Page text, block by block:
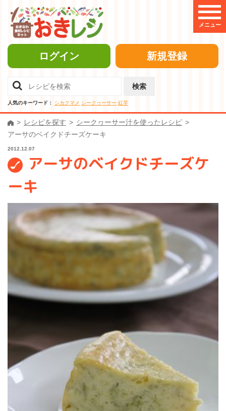
メニュー
ログイン 新規登録
検索
人気のキーワード： シカクマメ シークヮーサー 紅芋
レシピを探す
シークヮーサー汁を使ったレシピ
アーサのベイクドチーズケーキ
2012.12.07
アーサのベイクドチーズケ
ーキ